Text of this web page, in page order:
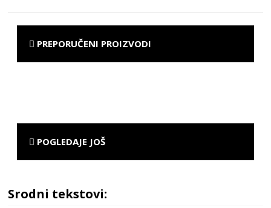
PREPORUČENI PROIZVODI
POGLEDAJE JOŠ
Srodni tekstovi: